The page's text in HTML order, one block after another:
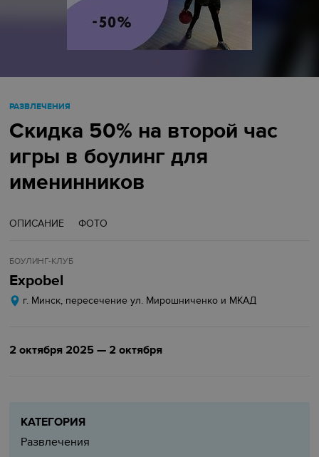
РАЗВЛЕЧЕНИЯ
Скидка 50% на второй час
игры в боулинг для
именинников
ОПИСАНИЕ ФОТО
БОУЛИНГ-КЛУБ
Expobel
г. Минск, пересечение ул. Мирошниченко и МКАД
2 октября 2025 — 2 октября
КАТЕГОРИЯ
Развлечения